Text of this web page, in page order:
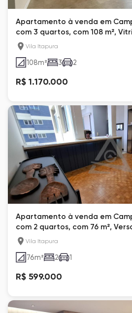
Apartamento à venda em
com 3 quartos, com 108 m²,
Vila Itapura
108m² 3 2
R$ 1.170.000
Apartamento à venda em
com 2 quartos, com 76 m²,
Vila Itapura
76m² 2 1
R$ 599.000